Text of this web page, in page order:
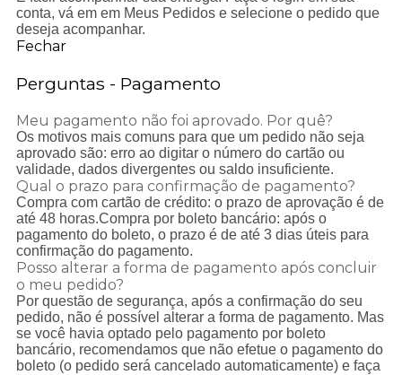
conta, vá em em Meus Pedidos e selecione o pedido que
deseja acompanhar.
Fechar
Perguntas - Pagamento
Meu pagamento não foi aprovado. Por quê?
Os motivos mais comuns para que um pedido não seja
aprovado são: erro ao digitar o número do cartão ou
validade, dados divergentes ou saldo insuficiente.
Qual o prazo para confirmação de pagamento?
Compra com cartão de crédito: o prazo de aprovação é de
até 48 horas.Compra por boleto bancário: após o
pagamento do boleto, o prazo é de até 3 dias úteis para
confirmação do pagamento.
Posso alterar a forma de pagamento após concluir
o meu pedido?
Por questão de segurança, após a confirmação do seu
pedido, não é possível alterar a forma de pagamento. Mas
se você havia optado pelo pagamento por boleto
bancário, recomendamos que não efetue o pagamento do
boleto (o pedido será cancelado automaticamente) e faça